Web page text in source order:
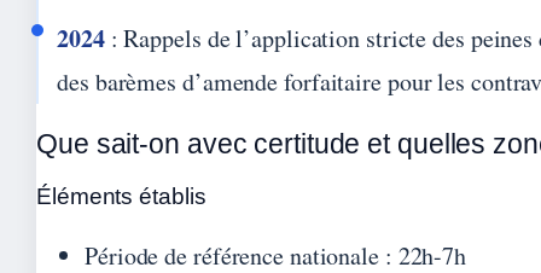
2024: Rappels de l’application stricte des
des barèmes d’amende forfaitaire pour les
Que sait-on avec certitude et quelles
Éléments établis
Période de référence nationale : 22h-7h